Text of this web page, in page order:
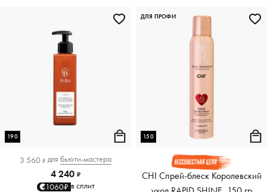
190
3 560 ₽ для бьюти-мастера
4 240 ₽
1060₽ в сплит
150
CHI Спрей-блеск Королевский
ДЛЯ ПРОФИ